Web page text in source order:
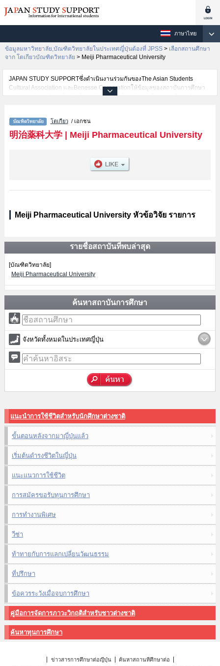
ภาษาไทย
ข้อมูลมหาวิทยาลัย,บัณฑิตวิทยาลัยในประเทศญี่ปุ่นต้องที่ JPSS > เลือกสถานศึกษา
จาก โตเกียวบัณฑิตวิทยาลัย > Meiji Pharmaceutical University
JAPAN STUDY SUPPORTซึ่งดำเนินงานร่วมกันของThe Asian Students
Cultural Association และBenesse Corporationให้ข้อมูลของสถาบันการศึกษา
ระดับมหาวิทยาลัย・บัณฑิตวิทยาลัย・วิทยาลัยระดับอนุปริญญา・วิทยาลัย
นักศึกษาต่างชาติเช่น เป็นต้น,ข้อมูลของแต่ละสาขาวิจัย,ข้อมูลการสอบคัดเลือก
เข้าศึกษาเช่นจำนวนคนที่รับสมัครหรือจำนวนคนที่ผ่านการสอบคัดเลือก
เป็นต้น,แนะนำสถานที่,การเดินทางเป็นต้นไว้ด้วยดังนั้นขอเชิญใช้บริการค้นหา
โตเกียว/ เอกชน
明治薬科大学| Meiji Pharmaceutical University
Meiji Pharmaceutical University หัวข้อวิจัย รายการ
รายชื่อสถาบันที่พบล่าสุด
[บัณฑิตวิทยาลัย]
Meiji Pharmaceutical University
ค้นหาสถาบันการศึกษา
จังหวัดทั้งหมดในประเทศญี่ปุ่น
แนะนำการใช้ชีวิตสำหรับนักศึกษาต่างชาติ
ขั้นตอนหลังจากมาญี่ปุ่นแล้ว
เริ่มต้นดำรงชีวิตในญี่ปุ่น
แนะแนวการใช้ชีวิต
การสมัครขอรับทุนการศึกษา
การทำงานพิเศษ
วีซ่า
ท้าทายกับการแลกเปลี่ยนวัฒนธรรม
ที่ปรึกษา
ข้อควรระวังเมื่อจบการศึกษา
คู่มือการจัดการภาวะวิกฤติสำหรับชาวต่างชาติ
ค้นหาทุนการศึกษา
ข่าวสารการศึกษาต่อญี่ปุ่น
ค้นหาสถานที่ศึกษาต่อ